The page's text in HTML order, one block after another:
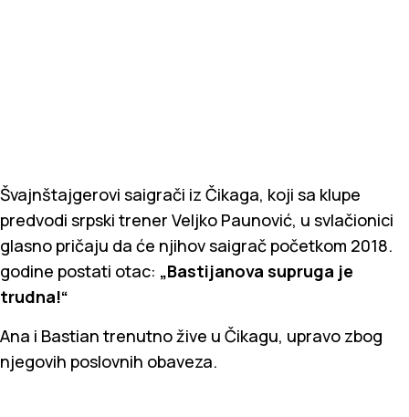
Švajnštajgerovi saigrači iz Čikaga, koji sa klupe
predvodi srpski trener Veljko Paunović, u svlačionici
glasno pričaju da će njihov saigrač početkom 2018.
godine postati otac: „Bastijanova supruga je
trudna!“
Ana i Bastian trenutno žive u Čikagu, upravo zbog
njegovih poslovnih obaveza.